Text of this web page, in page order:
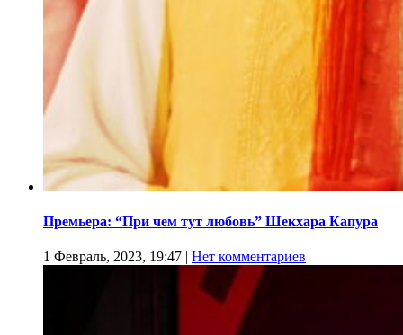
Премьера: “При чем тут любовь” Шекхара Капура
1 Февраль, 2023, 19:47 | Нет комментариев